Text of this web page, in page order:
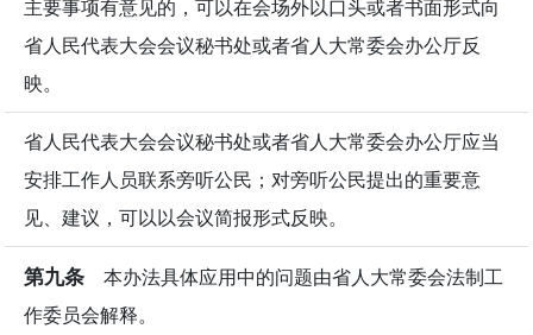
主要事项有意见的，可以在会场外以口头或者书面形式向
省人民代表大会会议秘书处或者省人大常委会办公厅反
映。
省人民代表大会会议秘书处或者省人大常委会办公厅应当
安排工作人员联系旁听公民；对旁听公民提出的重要意
见、建议，可以以会议简报形式反映。
第九条 本办法具体应用中的问题由省人大常委会法制工
作委员会解释。